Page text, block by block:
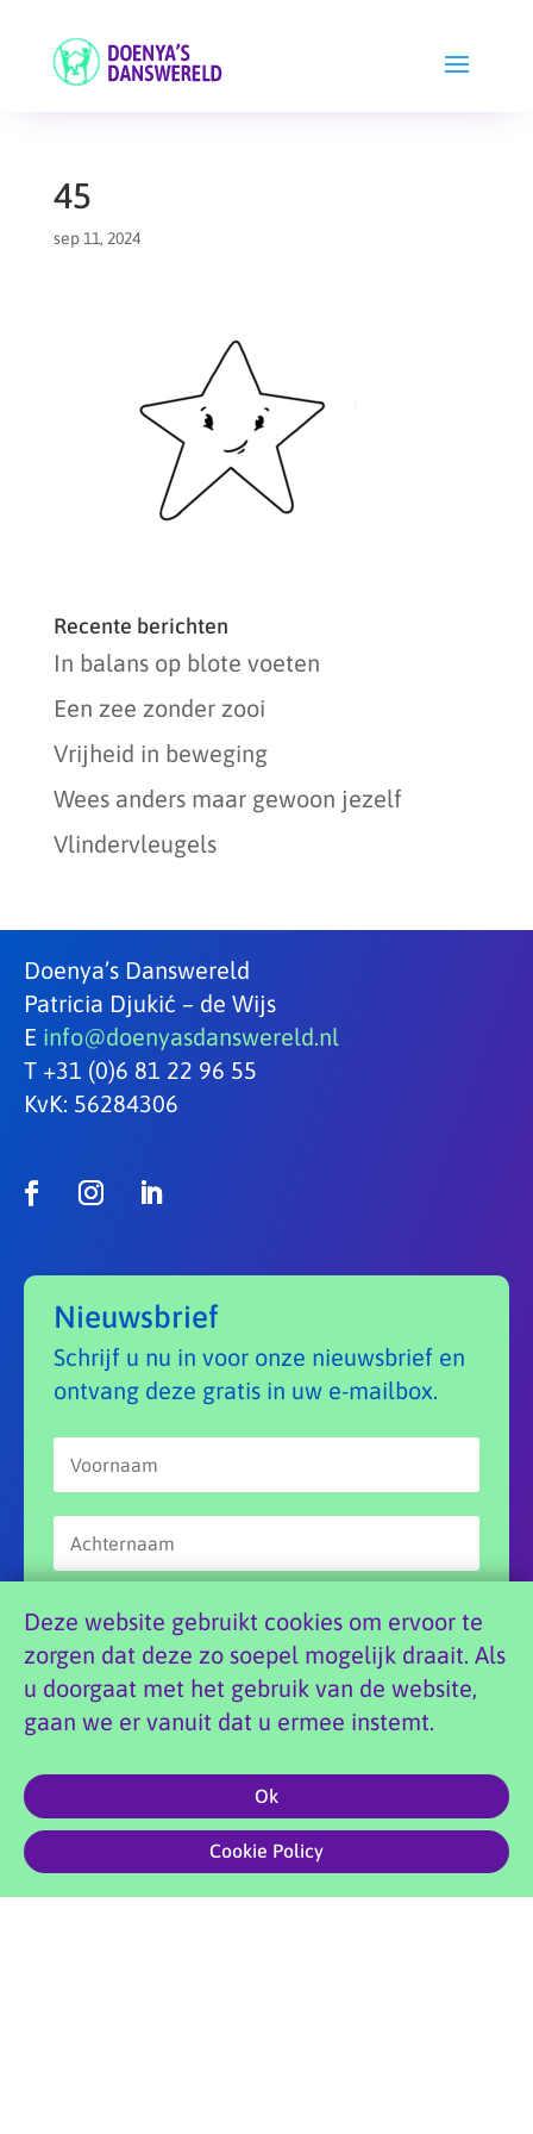
45
sep 11, 2024
Recente berichten
In balans op blote voeten
Een zee zonder zooi
Vrijheid in beweging
Wees anders maar gewoon jezelf
Vlindervleugels
Doenya’s Danswereld
Patricia Djukić – de Wijs
E info@doenyasdanswereld.nl
T +31 (0)6 81 22 96 55
KvK: 56284306
Nieuwsbrief
Schrijf u nu in voor onze nieuwsbrief en
ontvang deze gratis in uw e-mailbox.
Aanmelden
Copyright 2026 Doenya’s Danswereld |Privacyvoorwaarden|
Website foto’s: Marian Shutte | Site byCreative Compound
Deze website gebruikt cookies om ervoor te
zorgen dat deze zo soepel mogelijk draait. Als
u doorgaat met het gebruik van de website,
gaan we er vanuit dat u ermee instemt.
Ok
Cookie Policy